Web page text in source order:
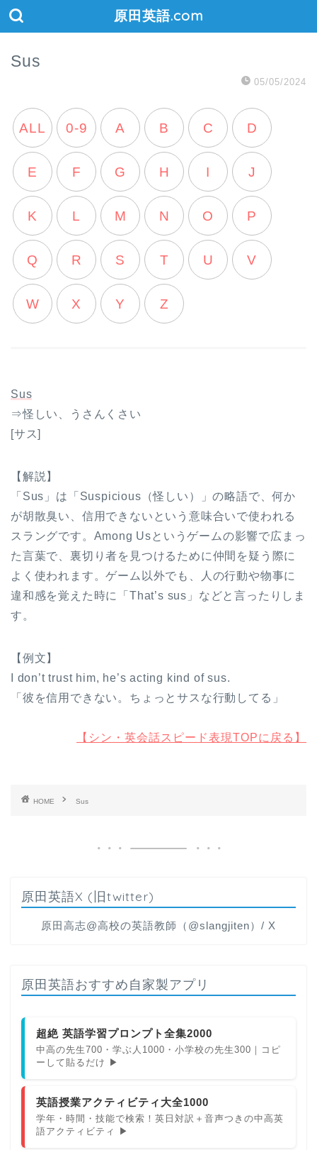
原田英語.com
Sus
05/05/2024
ALL 0-9 A B C D
E F G H I J
K L M N O P
Q R S T U V
W X Y Z
Sus
⇒怪しい、うさんくさい
[サス]
【解説】
「Sus」は「Suspicious（怪しい）」の略語で、何か
が胡散臭い、信用できないという意味合いで使われる
スラングです。Among Usというゲームの影響で広まっ
た言葉で、裏切り者を見つけるために仲間を疑う際に
よく使われます。ゲーム以外でも、人の行動や物事に
違和感を覚えた時に「That’s sus」などと言ったりしま
す。
【例文】
I don’t trust him, he’s acting kind of sus.
「彼を信用できない。ちょっとサスな行動してる」
【シン・英会話スピード表現TOPに戻る】
HOME Sus
原田英語X (旧twitter)
原田高志@高校の英語教師（@slangjiten）/ X
原田英語おすすめ自家製アプリ
超絶 英語学習プロンプト全集2000
中高の先生700・学ぶ人1000・小学校の先生300｜コピ
ーして貼るだけ ▶
英語授業アクティビティ大全1000
学年・時間・技能で検索！英日対訳＋音声つきの中高英
語アクティビティ ▶